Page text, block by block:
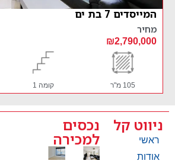
הפטמן 8 בת ים
₪1,950,000
ניווט קל
ראשי
אודות
נכסים
למכירה